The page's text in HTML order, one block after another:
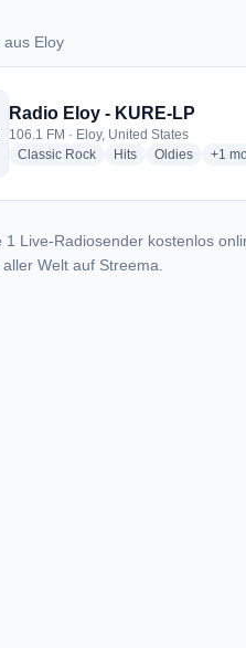
aus Eloy
aus Eloy
Radio Eloy - KURE-LP
106.1 FM · Eloy, United States
Classic Rockradio stations
Hitsradio stations
Oldiesradio+1
1 Live-Radiosender kostenlos
Welt auf Streema.